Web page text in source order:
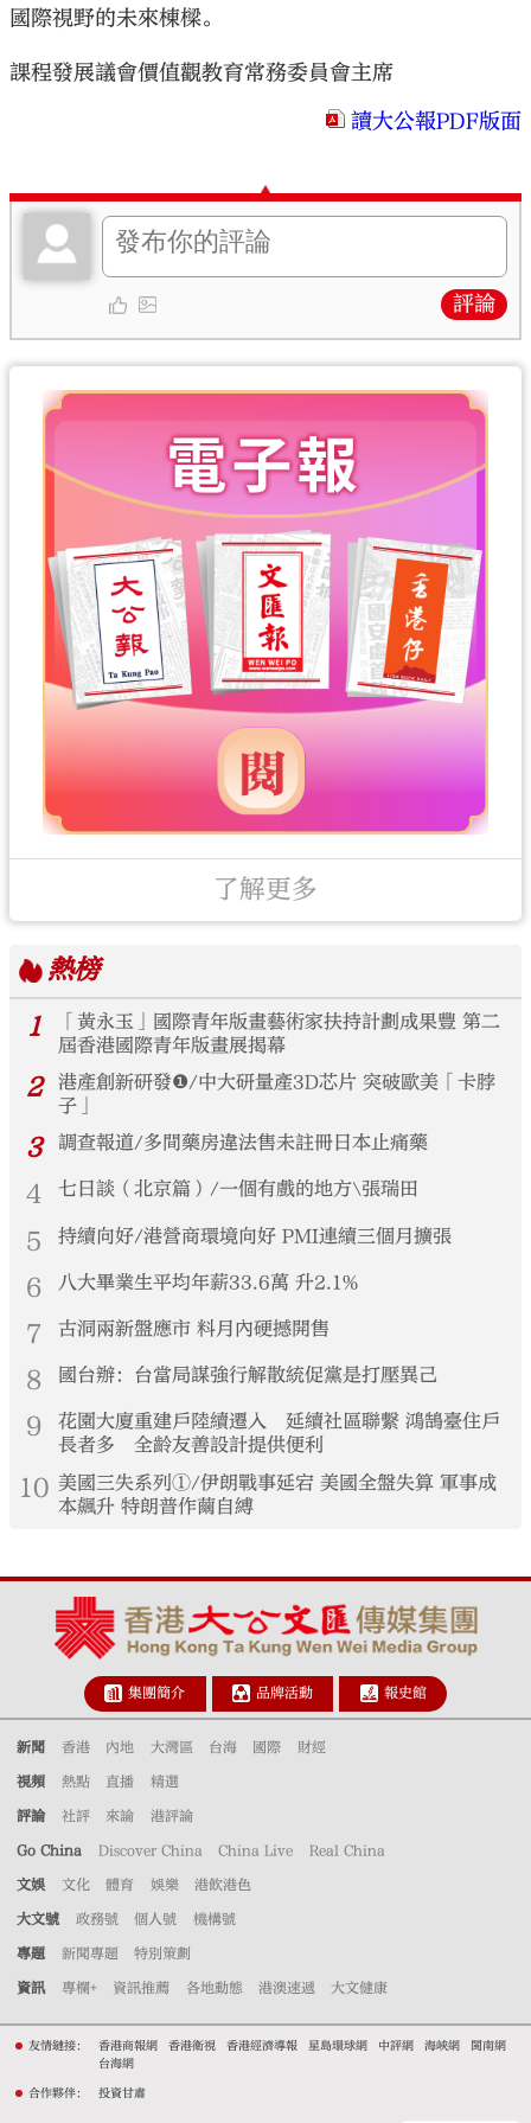
國際視野的未來棟樑。
課程發展議會價值觀教育常務委員會主席
讀大公報PDF版面
評論
了解更多
熱榜
1
「黃永玉」國際青年版畫藝術家扶持計劃成果豐 第二
屆香港國際青年版畫展揭幕
2
港產創新研發❶/中大研量產3D芯片 突破歐美「卡脖
子」
3 調查報道/多間藥房違法售未註冊日本止痛藥
4 七日談（北京篇）/一個有戲的地方\張瑞田
5 持續向好/港營商環境向好 PMI連續三個月擴張
6 八大畢業生平均年薪33.6萬 升2.1%
7 古洞兩新盤應市 料月內硬撼開售
8 國台辦：台當局謀強行解散統促黨是打壓異己
9
花園大廈重建戶陸續遷入 延續社區聯繫 鴻鵠臺住戶
長者多 全齡友善設計提供便利
10 美國三失系列①/伊朗戰事延宕 美國全盤失算 軍事成
本飆升 特朗普作繭自縛
集團簡介 品牌活動 報史館
新聞 香港 內地 大灣區 台海 國際 財經
視頻 熱點 直播 精選
評論 社評 來論 港評論
Go China Discover China China Live Real China
文娛 文化 體育 娛樂 港飲港色
大文號 政務號 個人號 機構號
專題 新聞專題 特別策劃
資訊 專欄+ 資訊推薦 各地動態 港澳速遞 大文健康
友情鏈接： 香港商報網 香港衛視 香港經濟導報 星島環球網 中評網 海峽網
閩南網
台海網
合作夥伴： 投資甘肅